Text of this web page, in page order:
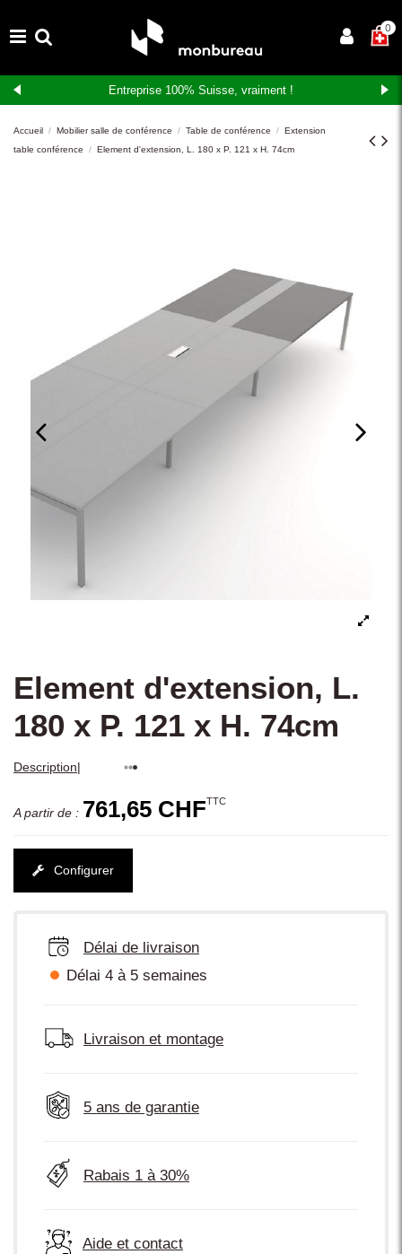
×0
Entreprise 100% Suisse, vraiment !
Accueil Mobilier salle de conférence Table de conférence
Extension
table conférence
Element d'extension, L. 180 x P. 121 x H. 74cm
Element d'extension, L.
180 x P. 121 x H. 74cm
Description|
A partir de : 761,65 CHFTTC
Configurer
Délai de livraison
Délai 4 à 5 semaines
Livraison et montage
5 ans de garantie
Rabais 1 à 30%
Aide et contact